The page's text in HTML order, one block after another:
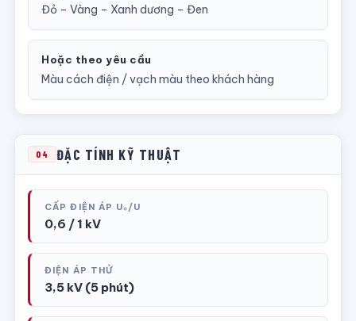
Đỏ – Vàng – Xanh dương – Đen
Hoặc theo yêu cầu
Màu cách điện / vạch màu theo khách hàng
04 ĐẶC TÍNH KỸ THUẬT
CẤP ĐIỆN ÁP U₀/U
0,6 / 1 kV
ĐIỆN ÁP THỬ
3,5 kV (5 phút)